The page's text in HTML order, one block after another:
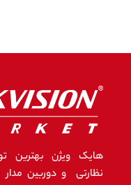
هایک ویژن بهترین
نظارتی و دوربین